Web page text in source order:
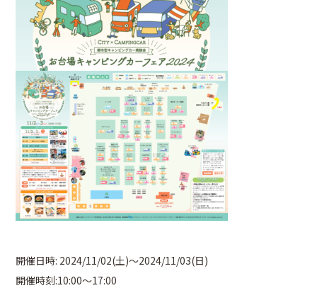
開催日時: 2024/11/02(土)～2024/11/03(日)
開催時刻:10:00～17:00